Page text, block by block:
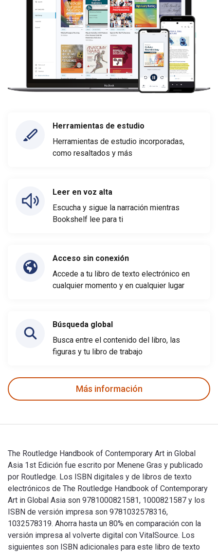
Herramientas de estudio
Herramientas de estudio incorporadas,
como resaltados y más
Leer en voz alta
Escucha y sigue la narración mientras
Bookshelf lee para ti
Acceso sin conexión
Accede a tu libro de texto electrónico en
cualquier momento y en cualquier lugar
Búsqueda global
Busca entre el contenido del libro, las
figuras y tu libro de trabajo
Más información
The Routledge Handbook of Contemporary Art in Global
Asia 1st Edición fue escrito por Menene Gras y publicado
por Routledge. Los ISBN digitales y de libros de texto
electrónicos de The Routledge Handbook of Contemporary
Art in Global Asia son 9781000821581, 1000821587 y los
ISBN de versión impresa son 9781032578316,
1032578319. Ahorra hasta un 80% en comparación con la
versión impresa al volverte digital con VitalSource. Los
siguientes son ISBN adicionales para este libro de texto